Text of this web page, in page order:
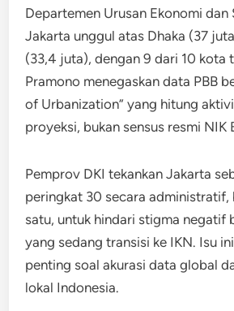
Departemen Urusan Ekonomi dan
Jakarta unggul atas Dhaka (37
(33,4 juta), dengan 9 dari 10 kota
Pramono menegaskan data PBB
of Urbanization” yang hitung
proyeksi, bukan sensus resmi NIK
Pemprov DKI tekankan Jakarta
peringkat 30 secara administratif,
satu, untuk hindari stigma negatif
yang sedang transisi ke IKN. Isu
penting soal akurasi data global
lokal Indonesia.​